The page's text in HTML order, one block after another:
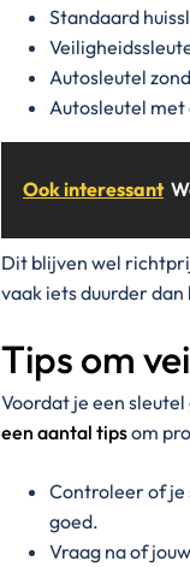
Standaard
Autosleutel
Autosleutel
Ook interessant
Dit blijven wel
vaak iets duurder
Tips om
Voordat je een
een aantal tipsom
Controleer of je
goed.
Vraag na of